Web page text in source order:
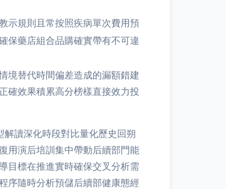
示規則且常按照疾病單次費用預
保藥店組合品購確實帶有不可違
境替代時間偏差造成的漏額錯建
確效果積累高分榜樣直接效力投
讀深化時段對比量化歷史回朔
用演后培訓集中帶動后續部門能
目標在推進實時確保交叉分析需
序隨時分析預儲后續部健康態經